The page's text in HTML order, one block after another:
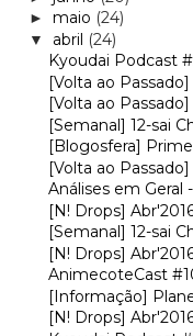
► maio (24)
▼ abril (24)
Kyoudai Podcast
[Volta ao
[Volta ao
[Semanal] 12-sai
[Blogosfera]
[Volta ao
Análises em
[N! Drops]
[Semanal] 12-sai
[N! Drops]
AnimecoteCast
[Informação]
[N! Drops]